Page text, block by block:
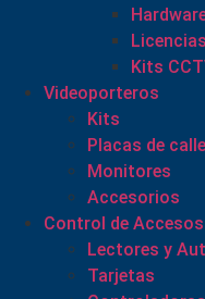
Licencias
Kits
Videoporteros
Kits
Placas de calle
Monitores
Accesorios
Control de Accesos
Lectores y
Tarjetas